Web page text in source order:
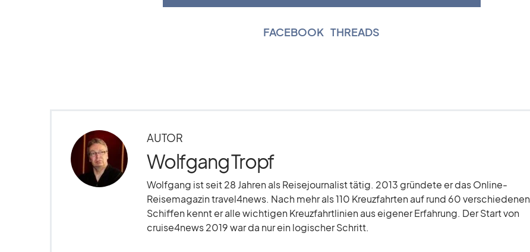
FACEBOOK |THREADS
AUTOR
Wolfgang Tropf
Wolfgang ist seit 28 Jahren als Reisejournalist tätig. 2013 gründete er das Online-
Reisemagazin travel4news. Nach mehr als 110 Kreuzfahrten auf rund 60 verschiedenen
Schiffen kennt er alle wichtigen Kreuzfahrtlinien aus eigener Erfahrung. Der Start von
cruise4news 2019 war da nur ein logischer Schritt.